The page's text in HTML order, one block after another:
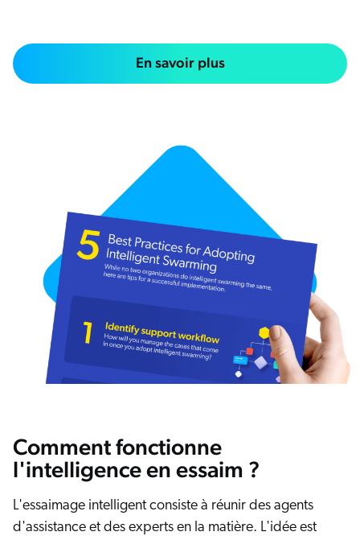
En savoir plus
Comment fonctionne
l'intelligence en essaim ?
L'essaimage intelligent consiste à réunir des agents
d'assistance et des experts en la matière. L'idée est